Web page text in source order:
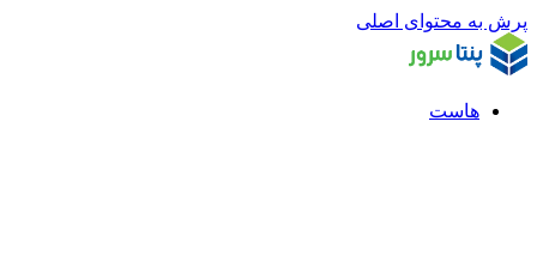
پرش به محتوای اصلی
هاست